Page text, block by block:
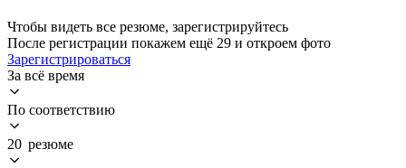
Чтобы видеть все резюме, зарегистрируйтесь
После регистрации покажем ещё 29 и откроем фото
Зарегистрироваться
За всё время
По соответствию
20 резюме